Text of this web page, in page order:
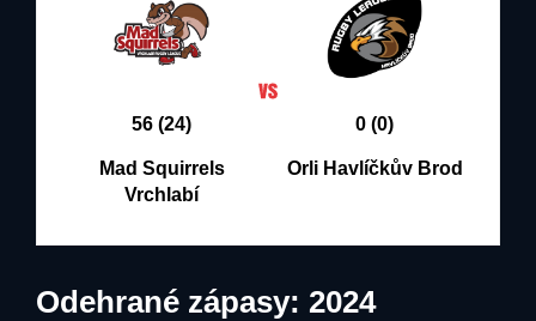
56 (24)
Mad Squirrels
Vrchlabí
0 (0)
Orli Havlíčkův Brod
Odehrané zápasy: 2024